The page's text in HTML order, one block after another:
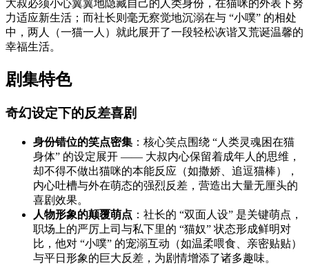
大叔必须小心翼翼地隐藏自己的人类身份，在猫咪的外表下努
力适应新生活；而社长则毫无察觉地沉溺在与 “小噗” 的相处
中，两人（一猫一人）就此展开了一段轻松诙谐又荒诞温馨的
幸福生活。
剧集特色
奇幻设定下的反差喜剧
身份错位的笑点密集 ：核心笑点围绕 “人类灵魂困在猫
身体” 的设定展开 —— 大叔内心保留着成年人的思维，
却不得不做出猫咪的本能反应（如撒娇、追逗猫棒），
内心吐槽与外在萌态的强烈反差，营造出大量无厘头的
喜剧效果。
人物形象的颠覆萌点 ：社长的 “双面人设” 是关键萌点，
职场上的严厉上司与私下里的 “猫奴” 状态形成鲜明对
比，他对 “小噗” 的宠溺互动（如温柔喂食、亲密贴贴）
与平日形象的巨大反差，为剧情增添了诸多趣味。